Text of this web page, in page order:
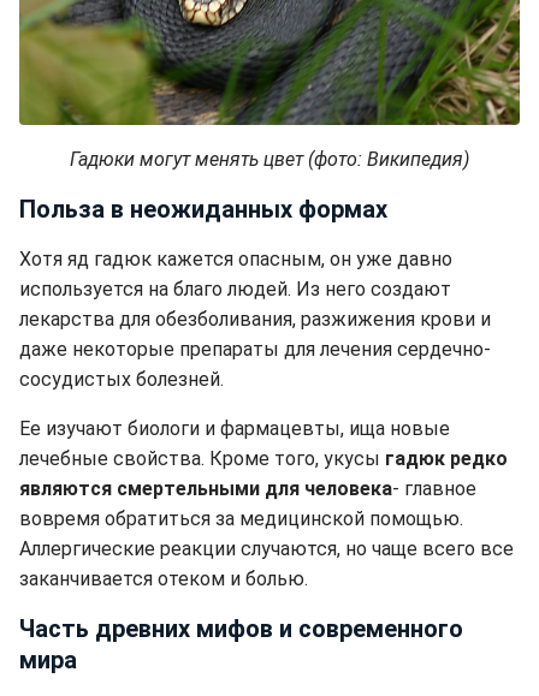
Гадюки могут менять цвет (фото: Википедия)
Польза в неожиданных формах
Хотя яд гадюк кажется опасным, он уже давно
используется на благо людей. Из него создают
лекарства для обезболивания, разжижения крови и
даже некоторые препараты для лечения сердечно-
сосудистых болезней.
Ее изучают биологи и фармацевты, ища новые
лечебные свойства. Кроме того, укусы гадюк редко
являются смертельными для человека- главное
вовремя обратиться за медицинской помощью.
Аллергические реакции случаются, но чаще всего все
заканчивается отеком и болью.
Часть древних мифов и современного
мира